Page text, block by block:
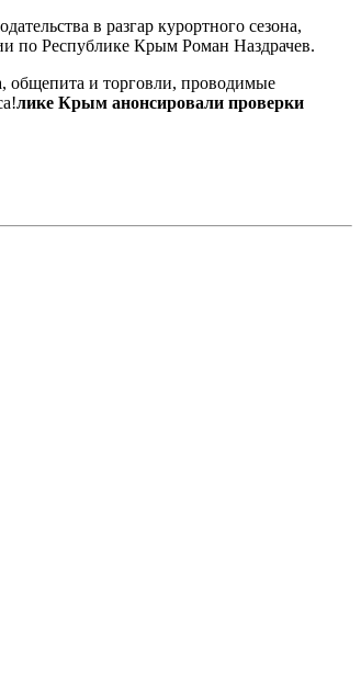
в разгар курортного сезона,
по Республике Крым Роман Наздрачев.
общепита и торговли, проводимые
лике Крым анонсировали проверки